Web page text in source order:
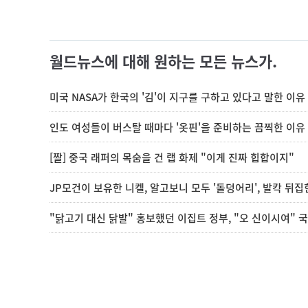
월드뉴스에 대해 원하는 모든 뉴스가.
미국 NASA가 한국의 '김'이 지구를 구하고 있다고 말한 이유
인도 여성들이 버스탈 때마다 '옷핀'을 준비하는 끔찍한 이유
[짤] 중국 래퍼의 목숨을 건 랩 화제 "이게 진짜 힙합이지"
JP모건이 보유한 니켈, 알고보니 모두 '돌덩어리', 발칵 뒤집
"닭고기 대신 닭발" 홍보했던 이집트 정부, "오 신이시여"